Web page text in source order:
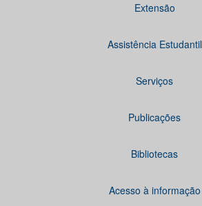
Extensão
Assistência Estudantil
Serviços
Publicações
Bibliotecas
Acesso à informação